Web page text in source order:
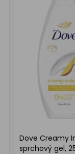
Dove Creamy
sprchový gel,